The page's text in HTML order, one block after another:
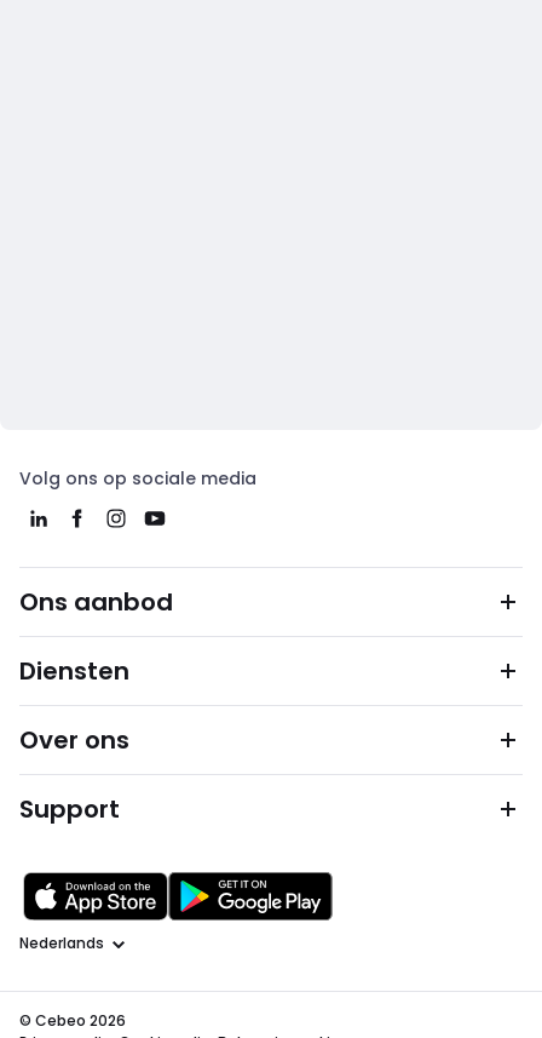
Volg ons op sociale media
Ons aanbod
Diensten
Over ons
Support
Taal
© Cebeo 2026